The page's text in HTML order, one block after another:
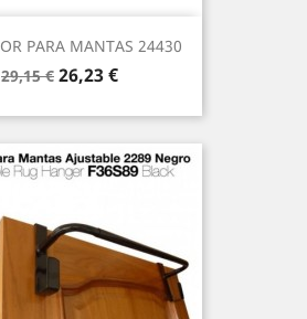
PARA MANTAS 24430
Precio
29,15 € Precio
26,23 €